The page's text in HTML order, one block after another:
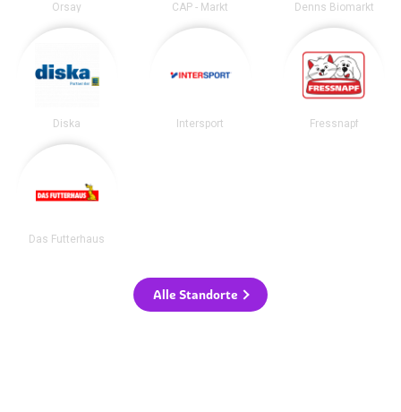
Orsay CAP - Markt Denns Biomarkt
Diska Intersport Fressnapf
Das Futterhaus
Alle Standorte